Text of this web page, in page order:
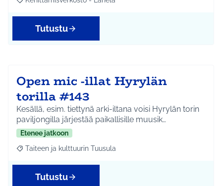
Rajaa tulokset aihepiirin mukaan: Kehittämisverkosto - Lahela
Tutustu
Open mic -illat Hyrylän
torilla #143
Kesällä, esim. tiettynä arki-iltana voisi Hyrylän torin
paviljongilla järjestää paikallisille muusik…
Etenee jatkoon
Rajaa tulokset aihepiirin mukaan: Taiteen ja kulttuurin Tuusula
Taiteen ja kulttuurin Tuusula
Tutustu